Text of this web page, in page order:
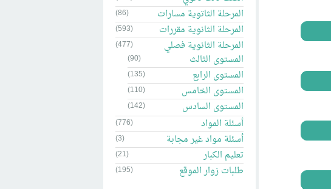
المرحلة الثاتوية مسارات (86)
المرحلة الثانوية مقررات (593)
المرحلة الثانوية فصلي (477)
المستوى الثالث (90)
المستوى الرابع (135)
المستوى الخامس (110)
المستوى السادس (142)
أسئلة المواد (776)
أسئلة مواد غير مجابة (3)
تعليم الكبار (21)
طلبات زوار الموقع (195)